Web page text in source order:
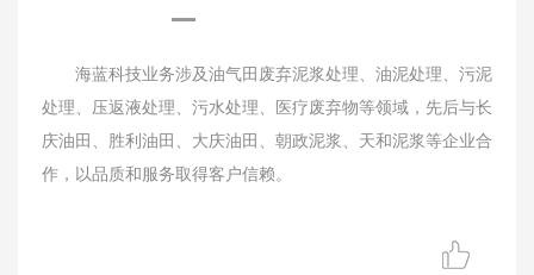
海蓝科技业务涉及油气田废弃泥浆处理、油泥处理、污泥
处理、压返液处理、污水处理、医疗废弃物等领域，先后与长
庆油田、胜利油田、大庆油田、朝政泥浆、天和泥浆等企业合
作，以品质和服务取得客户信赖。